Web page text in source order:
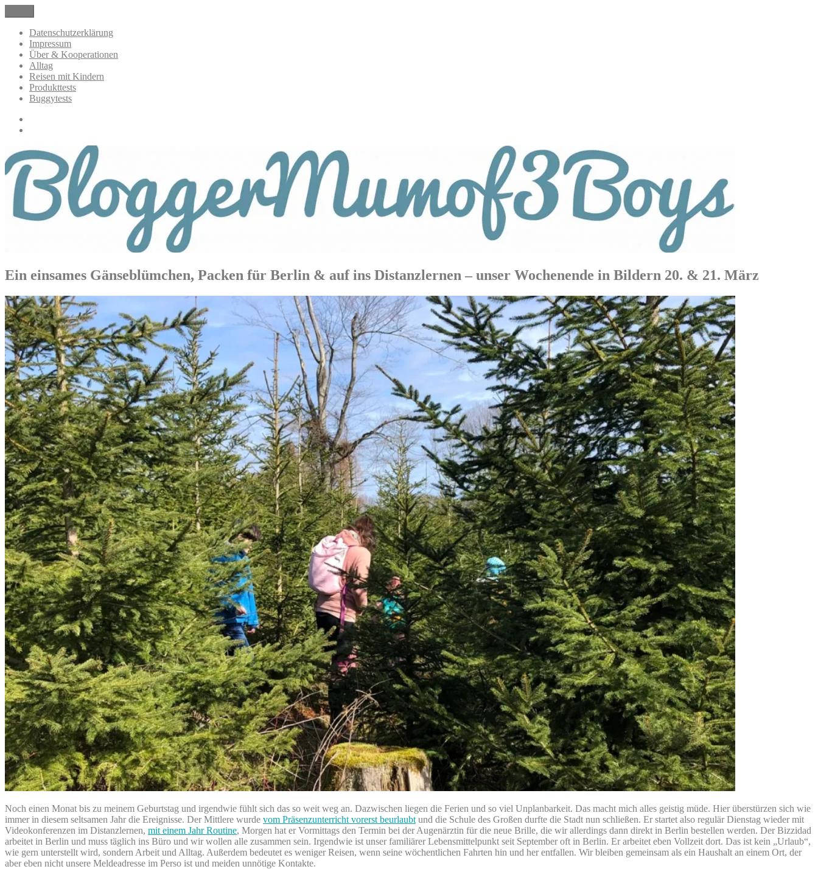
Inhalt
springen
BloggerMumOf3Boys Mamablog
Mamablog über das Leben mit drei Kindern mit Produkttests und Alltagsthemen
Datenschutzerklärung
Impressum
Über & Kooperationen
Alltag
Reisen mit Kindern
Produkttests
Buggytests
Ein einsames Gänseblümchen, Packen für Berlin & auf ins Distanzlernen – unser Wochenende in Bildern 20. & 21. März
Noch einen Monat bis zu meinem Geburtstag und irgendwie fühlt sich das so weit weg an. Dazwischen liegen die Ferien und so viel Unplanbarkeit. Das macht mich alles geistig müde. Hier überstürzen sich wie
immer in diesem seltsamen Jahr die Ereignisse. Der Mittlere wurde vom Präsenzunterricht vorerst beurlaubt und die Schule des Großen durfte die Stadt nun schließen. Er startet also regulär Dienstag wieder mit
Videokonferenzen im Distanzlernen, mit einem Jahr Routine, Morgen hat er Vormittags den Termin bei der Augenärztin für die neue Brille, die wir allerdings dann direkt in Berlin bestellen werden. Der Bizzidad
arbeitet in Berlin und muss täglich ins Büro und wir wollen alle zusammen sein. Irgendwie ist unser familiärer Lebensmittelpunkt seit September oft in Berlin. Er arbeitet eben Vollzeit dort. Das ist kein „Urlaub“,
wie gern unterstellt wird, sondern Arbeit und Alltag. Außerdem bedeutet es weniger Reisen, wenn seine wöchentlichen Fahrten hin und her entfallen. Wir bleiben gemeinsam als ein Haushalt an einem Ort, der
aber eben nicht unsere Meldeadresse im Perso ist und meiden unnötige Kontakte.